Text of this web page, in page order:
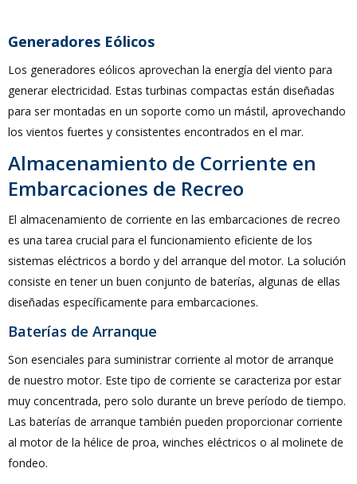
Generadores Eólicos
Los generadores eólicos aprovechan la energía del viento para
generar electricidad. Estas turbinas compactas están diseñadas
para ser montadas en un soporte como un mástil, aprovechando
los vientos fuertes y consistentes encontrados en el mar.
Almacenamiento de Corriente en
Embarcaciones de Recreo
El almacenamiento de corriente en las embarcaciones de recreo
es una tarea crucial para el funcionamiento eficiente de los
sistemas eléctricos a bordo y del arranque del motor. La solución
consiste en tener un buen conjunto de baterías, algunas de ellas
diseñadas específicamente para embarcaciones.
Baterías de Arranque
Son esenciales para suministrar corriente al motor de arranque
de nuestro motor. Este tipo de corriente se caracteriza por estar
muy concentrada, pero solo durante un breve período de tiempo.
Las baterías de arranque también pueden proporcionar corriente
al motor de la hélice de proa, winches eléctricos o al molinete de
fondeo.